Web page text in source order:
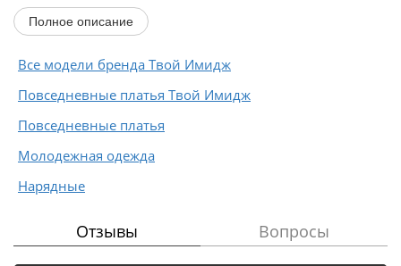
Горловина оформлена...
Полное описание
Все модели бренда Твой Имидж
Повседневные платья Твой Имидж
Повседневные платья
Молодежная одежда
Нарядные
Отзывы Вопросы